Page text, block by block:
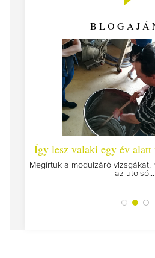
Így lesz valaki egy év alatt
Megírtuk a modulzáró vizsgákat,
az utolsó...